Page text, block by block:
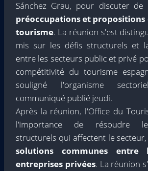
Sánchez Grau, pour discuter de
préoccupations et propositions
tourisme. La réunion s'est
mis sur les défis structurels et
entre les secteurs public et privé
compétitivité du tourisme
souligné l'organisme
communiqué publié jeudi.
Après la réunion, l'Office du
l'importance de résoudre
structurels qui affectent le secteur,
solutions communes entre
entreprises privées. La réunion